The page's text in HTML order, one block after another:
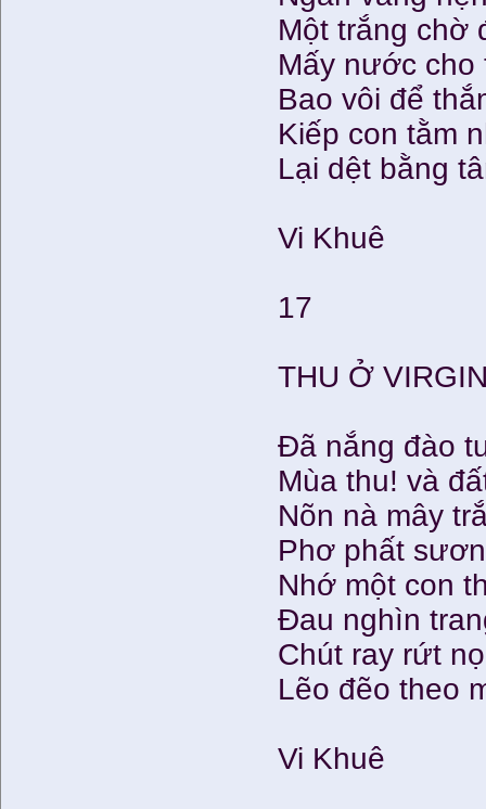
Một trắng chờ
Mấy nước cho
Bao vôi để
Kiếp con tằm
Lại dệt bằng
Vi Khuê
17
THU Ở
Đã nắng đào
Mùa thu! và
Nõn nà mây
Phơ phất
Nhớ một con
Đau nghìn
Chút ray rứt
Lẽo đẽo theo
Vi Khuê